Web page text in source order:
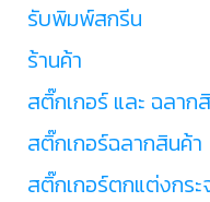
รับพิมพ์สกรีน
ร้านค้า
สติ๊กเกอร์ และ ฉลาก
สติ๊กเกอร์ฉลากสินค้า
สติ๊กเกอร์ตกแต่งกระ